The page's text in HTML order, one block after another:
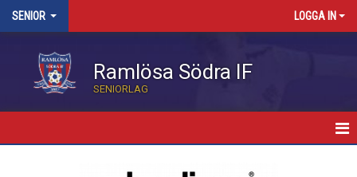
SENIOR LOGGA IN
Ramlösa Södra IF
SENIORLAG